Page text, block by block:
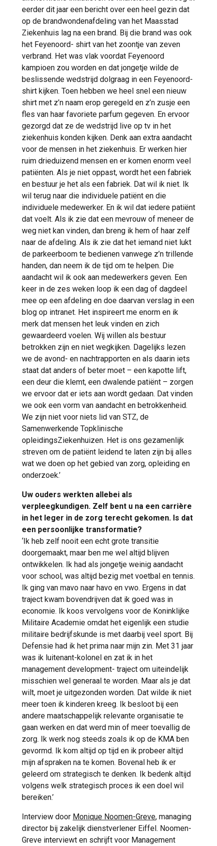
eerder dit jaar een bericht over een heel gezin dat
op de brandwondenafdeling van het Maasstad
Ziekenhuis lag na een brand. Bij die brand was ook
het Feyenoord- shirt van het zoontje van zeven
verbrand. Het was vlak voordat Feyenoord
kampioen zou worden en dat jongetje wilde de
beslissende wedstrijd dolgraag in een Feyenoord-
shirt kijken. Toen hebben we heel snel een nieuw
shirt met z’n naam erop geregeld en z’n zusje een
fles van haar favoriete parfum gegeven. En ervoor
gezorgd dat ze de wedstrijd live op tv in het
ziekenhuis konden kijken. Denk aan extra aandacht
voor de mensen in het ziekenhuis. Er werken hier
ruim drieduizend mensen en er komen enorm veel
patiënten. Als je niet oppast, wordt het een fabriek
en bestuur je het als een fabriek. Dat wil ik niet. Ik
wil terug naar die individuele patiënt en die
individuele medewerker. En ik wil dat iedere patiënt
dat voelt. Als ik zie dat een mevrouw of meneer de
weg niet kan vinden, dan breng ik hem of haar zelf
naar de afdeling. Als ik zie dat het iemand niet lukt
de parkeerboom te bedienen vanwege z’n trillende
handen, dan neem ik de tijd om te helpen. Die
aandacht wil ik ook aan medewerkers geven. Een
keer in de zes weken loop ik een dag of dagdeel
mee op een afdeling en doe daarvan verslag in een
blog op intranet. Het inspireert me enorm en ik
merk dat mensen het leuk vinden en zich
gewaardeerd voelen. Wij willen als bestuur
betrokken zijn en niet wegkijken. Dagelijks lezen
we de avond- en nachtrapporten en als daarin iets
staat dat anders of beter moet – een kapotte lift,
een deur die klemt, een dwalende patiënt – zorgen
we ervoor dat er iets aan wordt gedaan. Dat vinden
we ook een vorm van aandacht en betrokkenheid.
We zijn niet voor niets lid van STZ, de
Samenwerkende Topklinische
opleidingsZiekenhuizen. Het is ons gezamenlijk
streven om de patiënt leidend te laten zijn bij alles
wat we doen op het gebied van zorg, opleiding en
onderzoek.’
Uw ouders werkten allebei als
verpleegkundigen. Zelf bent u na een carrière
in het leger in de zorg terecht gekomen. Is dat
een persoonlijke transformatie?
‘Ik heb zelf nooit een echt grote transitie
doorgemaakt, maar ben me wel altijd blijven
ontwikkelen. Ik had als jongetje weinig aandacht
voor school, was altijd bezig met voetbal en tennis.
Ik ging van mavo naar havo en vwo. Ergens in dat
traject kwam bovendrijven dat ik goed was in
economie. Ik koos vervolgens voor de Koninklijke
Militaire Academie omdat het eigenlijk een studie
militaire bedrijfskunde is met daarbij veel sport. Bij
Defensie had ik het prima naar mijn zin. Met 31 jaar
was ik luitenant-kolonel en zat ik in het
management development- traject om uiteindelijk
misschien wel generaal te worden. Maar als je dat
wilt, moet je uitgezonden worden. Dat wilde ik niet
meer toen ik kinderen kreeg. Ik besloot bij een
andere maatschappelijk relevante organisatie te
gaan werken en dat werd min of meer toevallig de
zorg. Ik werk nog steeds zoals ik op de KMA ben
gevormd. Ik kom altijd op tijd en ik probeer altijd
mijn afspraken na te komen. Bovenal heb ik er
geleerd om strategisch te denken. Ik bedenk altijd
volgens welk strategisch proces ik een doel wil
bereiken.’
Interview door Monique Noomen-Greve, managing
director bij zakelijk dienstverlener Eiffel. Noomen-
Greve interviewt en schrijft voor Management